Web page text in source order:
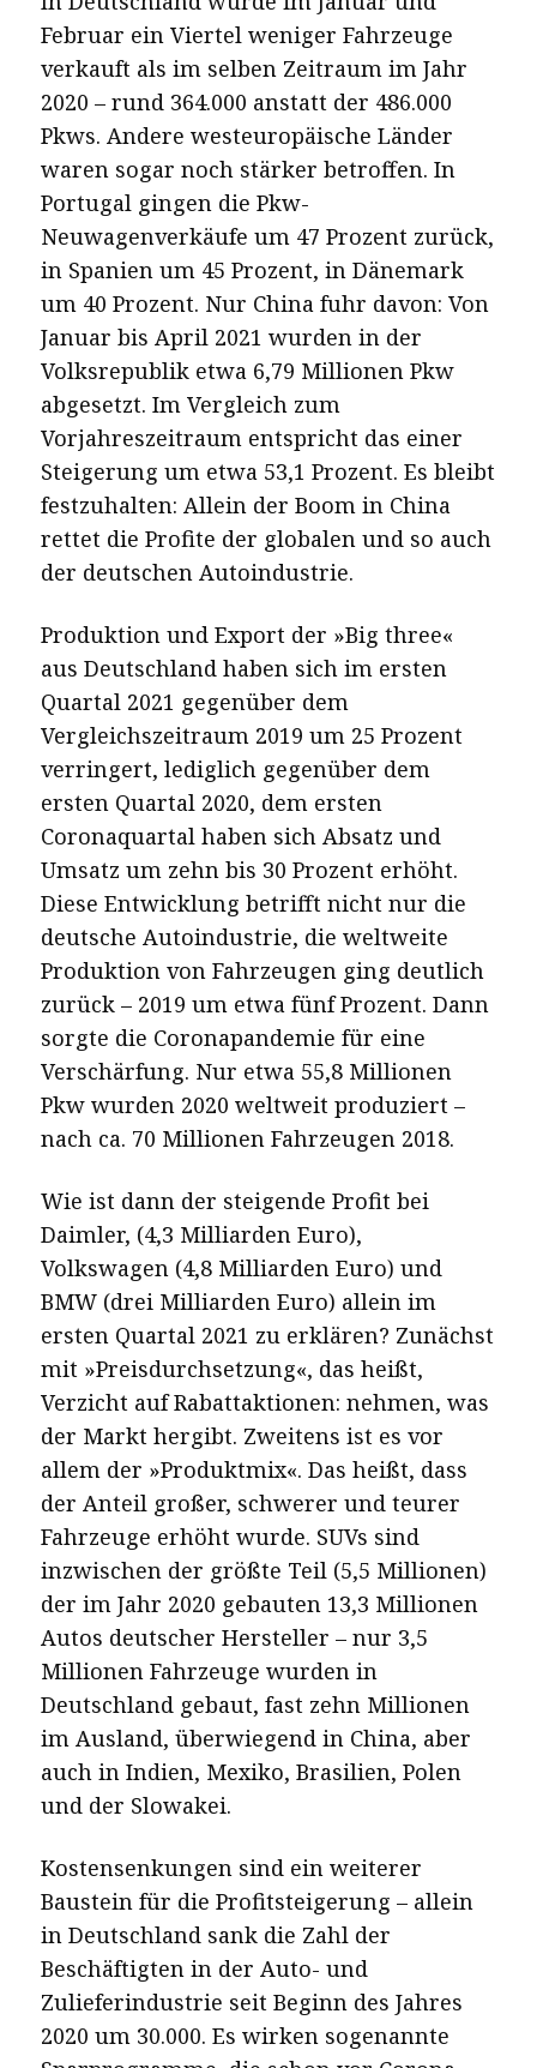
Februar ein Viertel weniger Fahrzeuge
verkauft als im selben Zeitraum im Jahr
2020 – rund 364.000 anstatt der 486.000
Pkws. Andere westeuropäische Länder
waren sogar noch stärker betroffen. In
Portugal gingen die Pkw-
Neuwagenverkäufe um 47 Prozent zurück,
in Spanien um 45 Prozent, in Dänemark
um 40 Prozent. Nur China fuhr davon: Von
Januar bis April 2021 wurden in der
Volksrepublik etwa 6,79 Millionen Pkw
abgesetzt. Im Vergleich zum
Vorjahreszeitraum entspricht das einer
Steigerung um etwa 53,1 Prozent. Es bleibt
festzuhalten: Allein der Boom in China
rettet die Profite der globalen und so auch
der deutschen Autoindustrie.
Produktion und Export der »Big three«
aus Deutschland haben sich im ersten
Quartal 2021 gegenüber dem
Vergleichszeitraum 2019 um 25 Prozent
verringert, lediglich gegenüber dem
ersten Quartal 2020, dem ersten
Coronaquartal haben sich Absatz und
Umsatz um zehn bis 30 Prozent erhöht.
Diese Entwicklung betrifft nicht nur die
deutsche Autoindustrie, die weltweite
Produktion von Fahrzeugen ging deutlich
zurück – 2019 um etwa fünf Prozent. Dann
sorgte die Coronapandemie für eine
Verschärfung. Nur etwa 55,8 Millionen
Pkw wurden 2020 weltweit produziert –
nach ca. 70 Millionen Fahrzeugen 2018.
Wie ist dann der steigende Profit bei
Daimler, (4,3 Milliarden Euro),
Volkswagen (4,8 Milliarden Euro) und
BMW (drei Milliarden Euro) allein im
ersten Quartal 2021 zu erklären? Zunächst
mit »Preisdurchsetzung«, das heißt,
Verzicht auf Rabattaktionen: nehmen, was
der Markt hergibt. Zweitens ist es vor
allem der »Produktmix«. Das heißt, dass
der Anteil großer, schwerer und teurer
Fahrzeuge erhöht wurde. SUVs sind
inzwischen der größte Teil (5,5 Millionen)
der im Jahr 2020 gebauten 13,3 Millionen
Autos deutscher Hersteller – nur 3,5
Millionen Fahrzeuge wurden in
Deutschland gebaut, fast zehn Millionen
im Ausland, überwiegend in China, aber
auch in Indien, Mexiko, Brasilien, Polen
und der Slowakei.
Kostensenkungen sind ein weiterer
Baustein für die Profitsteigerung – allein
in Deutschland sank die Zahl der
Beschäftigten in der Auto- und
Zulieferindustrie seit Beginn des Jahres
2020 um 30.000. Es wirken sogenannte